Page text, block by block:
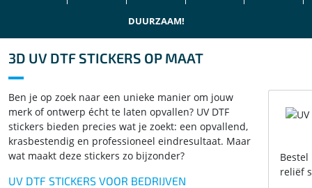
DUURZAAM!
3D UV DTF STICKERS OP MAAT
Ben je op zoek naar een unieke manier om jouw
merk of ontwerp écht te laten opvallen? UV DTF
stickers bieden precies wat je zoekt: een opvallend,
krasbestendig en professioneel eindresultaat. Maar
wat maakt deze stickers zo bijzonder?
UV DTF STICKERS VOOR BEDRIJVEN
Bestel
reliëf